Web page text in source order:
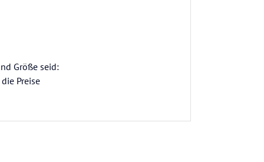
Größe seid:
Preise